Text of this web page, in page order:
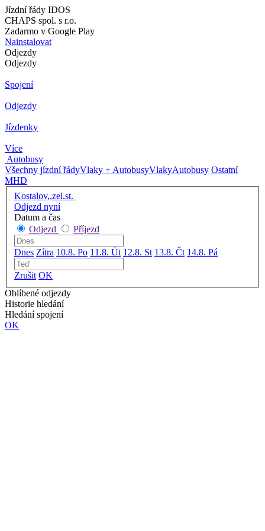
Jízdní řády IDOS
CHAPS spol. s r.o.
Zadarmo v Google Play
Nainstalovat
Odjezdy
Odjezdy
Spojení
Odjezdy
Jízdenky
Více
Autobusy
Všechny jízdní řádyVlaky + AutobusyVlakyAutobusy Ostatní
MHD
Kostalov,,zel.st.
Odjezd nyní
Datum a čas
Odjezd
Příjezd
Dnes Zítra 10.8. Po 11.8. Út 12.8. St 13.8. Čt 14.8. Pá
Zrušit OK
Oblíbené odjezdy
Historie hledání
Hledání spojení
OK